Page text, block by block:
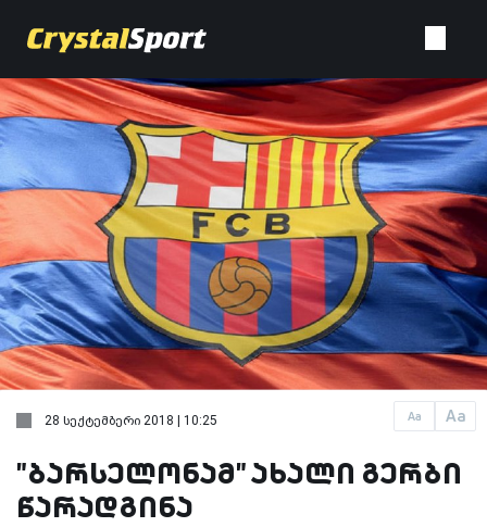
Aa Aa
28 სექტემბერი 2018 | 10:25
"ბარსელონამ" ახალი გერბი
წარადგინა